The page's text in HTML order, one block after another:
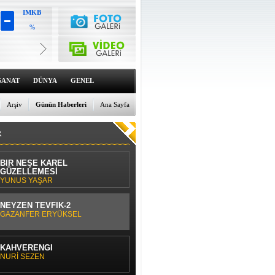
IMKB
%
6659.71
Dolar
47.6791
%0
Euro
55.1258
%0
DÜNYA GENEL
Ana Sayfa
Günün Haberleri
Arşiv
BİR NEŞE KAREL
GÜZELLEMESİ
YUNUS YAŞAR
NEYZEN TEVFİK-2
GAZANFER ERYÜKSEL
KAHVERENGİ
NURİ SEZEN